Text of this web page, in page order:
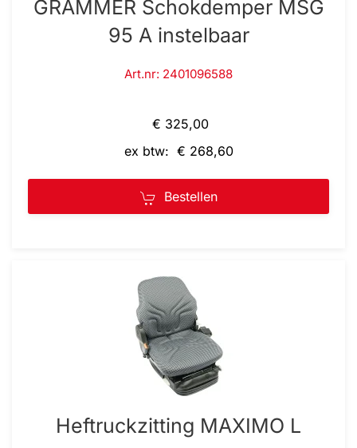
GRAMMER Schokdemper MSG
95 A instelbaar
Art.nr: 2401096588
€ 325,00
ex btw: € 268,60
Bestellen
Heftruckzitting MAXIMO L